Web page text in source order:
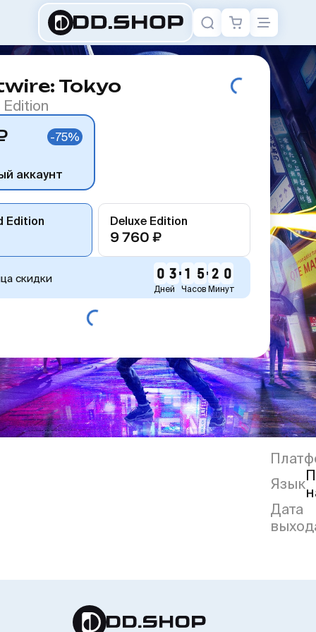
Tokyo
-75%
аккаунт
Edition Deluxe Edition
9 760 ₽
скидки 0 3
Дней
1 5
Часов
2 0
Минут
Язык
Дата